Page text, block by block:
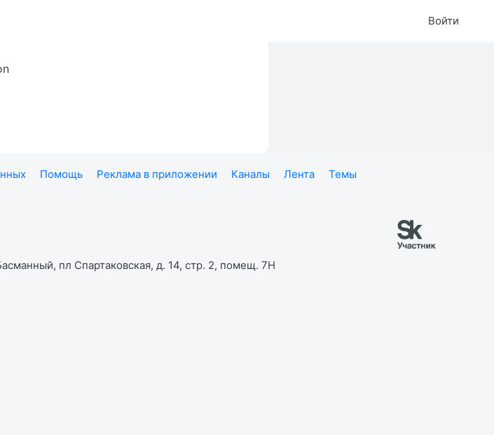
Войти
Помощь Реклама в приложении Каналы Лента
Темы
пл Спартаковская, д. 14, стр. 2, помещ. 7Н